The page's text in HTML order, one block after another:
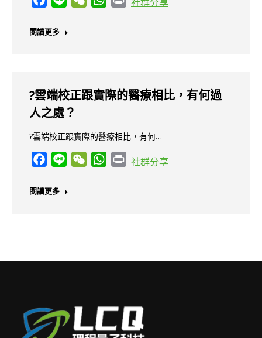
閱讀更多
?雲端校正跟實際的醫療相比，有何過
人之處？
?雲端校正跟實際的醫療相比，有何…
Facebook
Line WeChatWhatsApp
Print
社群分享
閱讀更多